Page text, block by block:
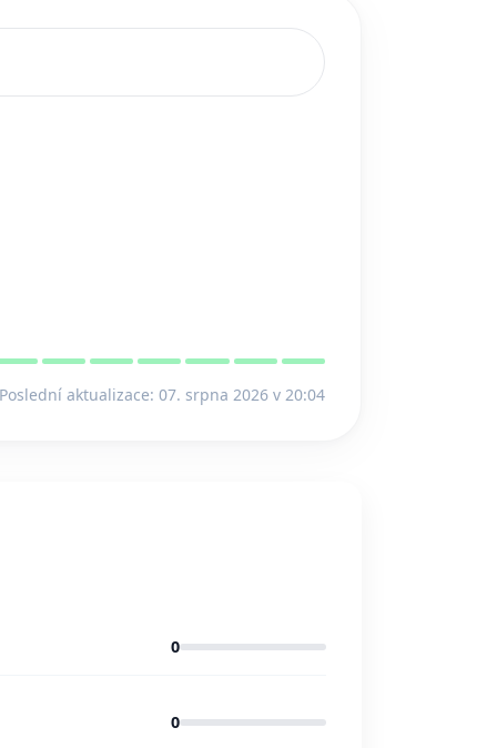
Poslední aktualizace: 07. srpna 2026 v 20:04
0
0